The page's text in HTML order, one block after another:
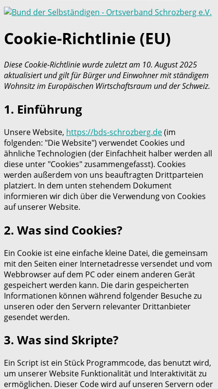
Cookie-Richtlinie (EU)
Diese Cookie-Richtlinie wurde zuletzt am 10. August 2025
aktualisiert und gilt für Bürger und Einwohner mit ständigem
Wohnsitz im Europäischen Wirtschaftsraum und der Schweiz.
1. Einführung
Unsere Website, https://bds-schrozberg.de(im
folgenden: "Die Website") verwendet Cookies und
ähnliche Technologien (der Einfachheit halber werden all
diese unter "Cookies" zusammengefasst). Cookies
werden außerdem von uns beauftragten Drittparteien
platziert. In dem unten stehendem Dokument
informieren wir dich über die Verwendung von Cookies
auf unserer Website.
2. Was sind Cookies?
Ein Cookie ist eine einfache kleine Datei, die gemeinsam
mit den Seiten einer Internetadresse versendet und vom
Webbrowser auf dem PC oder einem anderen Gerät
gespeichert werden kann. Die darin gespeicherten
Informationen können während folgender Besuche zu
unseren oder den Servern relevanter Drittanbieter
gesendet werden.
3. Was sind Skripte?
Ein Script ist ein Stück Programmcode, das benutzt wird,
um unserer Website Funktionalität und Interaktivität zu
ermöglichen. Dieser Code wird auf unseren Servern oder